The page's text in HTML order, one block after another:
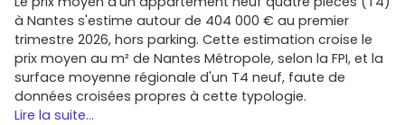
à Nantes s'estime autour de 404 000 € au premier
trimestre 2026, hors parking. Cette estimation croise le
prix moyen au m² de Nantes Métropole, selon la FPI, et la
surface moyenne régionale d'un T4 neuf, faute de
données croisées propres à cette typologie.
Lire la suite...